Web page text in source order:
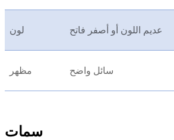
لون عديم اللون أو أصفر فاتح
مظهر سائل واضح
سمات